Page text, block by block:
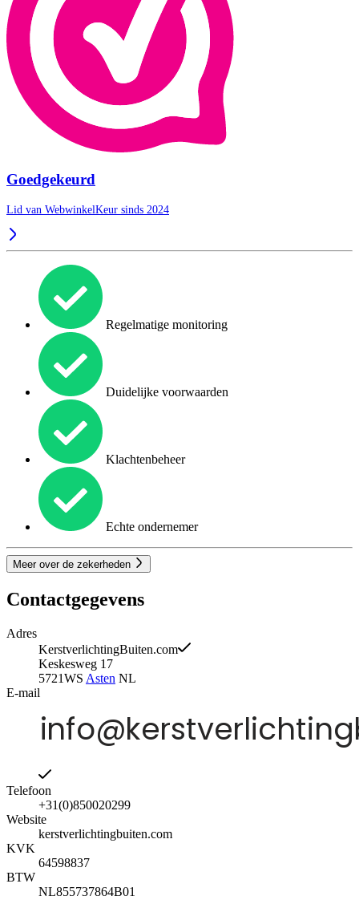
Goedgekeurd
Lid van WebwinkelKeur sinds 2024
Regelmatige monitoring
Duidelijke voorwaarden
Klachtenbeheer
Echte ondernemer
Meer over de zekerheden
Contactgegevens
Adres
KerstverlichtingBuiten.com
Keskesweg 17
5721WS Asten NL
E-mail
Telefoon
+31(0)850020299
Website
kerstverlichtingbuiten.com
KVK
64598837
BTW
NL855737864B01